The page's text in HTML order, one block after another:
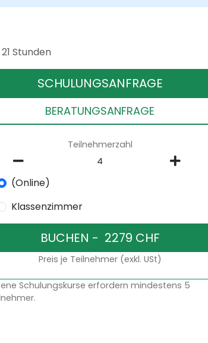
21 Stunden
SCHULUNGSANFRAGE
BERATUNGSANFRAGE
Teilnehmerzahl
(Online)
Klassenzimmer
Preis je Teilnehmer (exkl. USt)
Schulungskurse erfordern mindestens 5